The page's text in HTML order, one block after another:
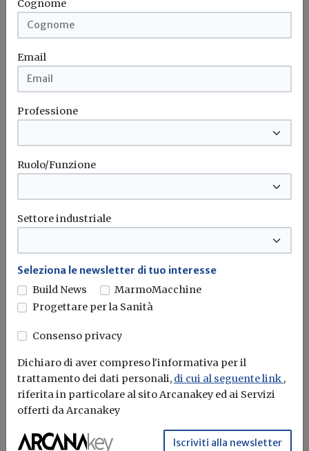
Cognome
Email
Professione
Ruolo/Funzione
Settore industriale
Seleziona le newsletter di tuo interesse
Build News
MarmoMacchine
Progettare per la Sanità
Consenso privacy
Dichiaro di aver compreso l'informativa per il
trattamento dei dati personali, di cui al seguente link ,
riferita in particolare al sito Arcanakey ed ai Servizi
offerti da Arcanakey
Iscriviti alla newsletter